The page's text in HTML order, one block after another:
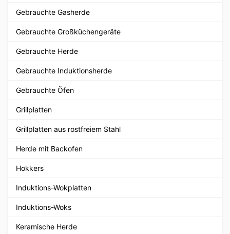
Gebrauchte Gasherde
Gebrauchte Großküchengeräte
Gebrauchte Herde
Gebrauchte Induktionsherde
Gebrauchte Öfen
Grillplatten
Grillplatten aus rostfreiem Stahl
Herde mit Backofen
Hokkers
Induktions-Wokplatten
Induktions-Woks
Keramische Herde